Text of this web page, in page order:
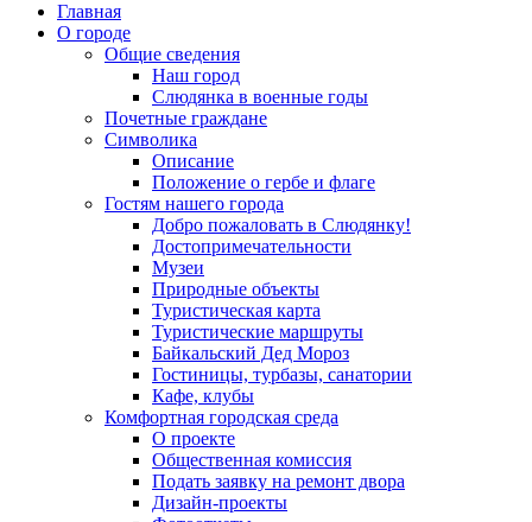
Главная
О городе
Общие сведения
Наш город
Слюдянка в военные годы
Почетные граждане
Символика
Описание
Положение о гербе и флаге
Гостям нашего города
Добро пожаловать в Слюдянку!
Достопримечательности
Музеи
Природные объекты
Туристическая карта
Туристические маршруты
Байкальский Дед Мороз
Гостиницы, турбазы, санатории
Кафе, клубы
Комфортная городская среда
О проекте
Общественная комиссия
Подать заявку на ремонт двора
Дизайн-проекты